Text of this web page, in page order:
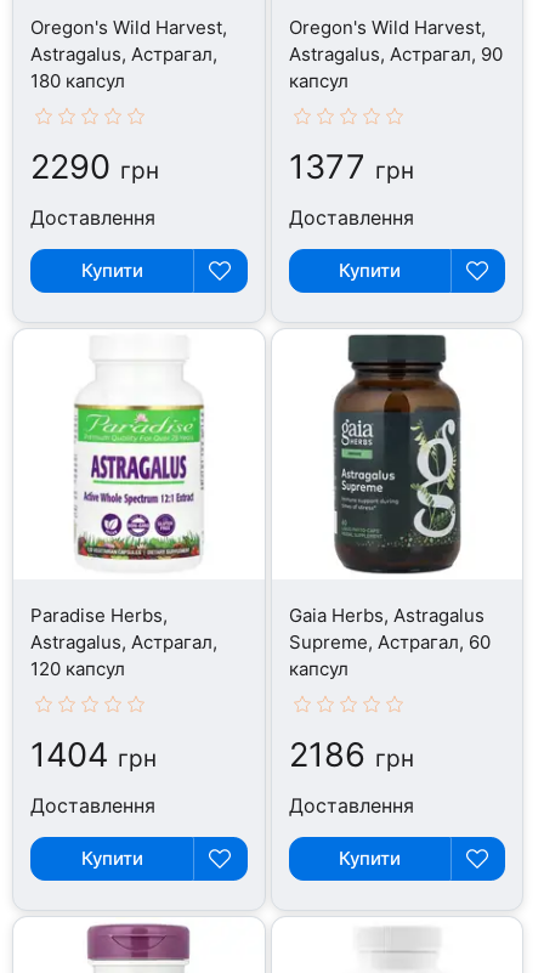
Oregon's Wild Harvest,
Astragalus, Астрагал,
180 капсул
2290 грн
Доставлення
Купити
Oregon's Wild Harvest,
Astragalus, Астрагал, 90
капсул
1377 грн
Доставлення
Купити
Paradise Herbs,
Astragalus, Астрагал,
120 капсул
1404 грн
Доставлення
Купити
Gaia Herbs, Astragalus
Supreme, Астрагал, 60
капсул
2186 грн
Доставлення
Купити